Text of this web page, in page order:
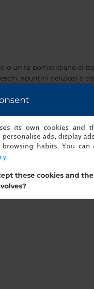
o un tè pomeridiano al
spuntini deliziosi e
pomeriggio. Il bar è
its own cookies and
personalise ads, display
browsing habits. You can
.
these cookies and